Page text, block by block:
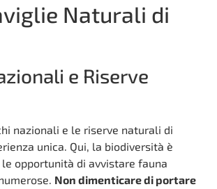
Naturali di
e Riserve
nazionali e le riserve naturali di
unica. Qui, la biodiversità è
opportunità di avvistare fauna
Non dimenticare di portare